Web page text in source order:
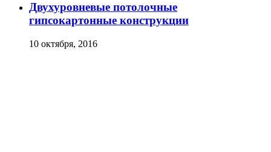
Двухуровневые потолочные
гипсокартонные конструкции
10 октября, 2016